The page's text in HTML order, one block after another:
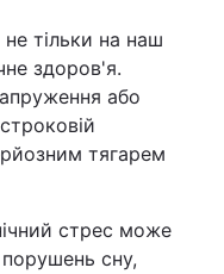
тільки на наш
здоров'я.
або
тягарем
стрес може
сну,